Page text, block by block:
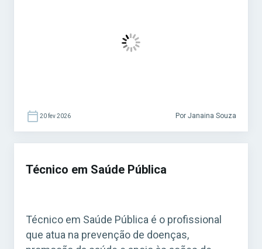
em concursos municipais e estaduais. Para
20 fev 2026 Por Janaina Souza
Técnico em Saúde Pública
Técnico em Saúde Pública é o profissional
que atua na prevenção de doenças,